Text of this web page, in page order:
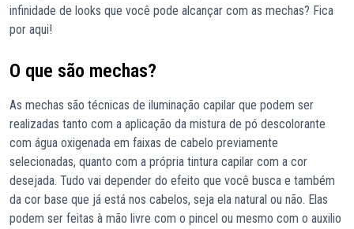
infinidade de looks que você pode alcançar com as mechas? Fica
por aqui!
O que são mechas?
As mechas são técnicas de iluminação capilar que podem ser
realizadas tanto com a aplicação da mistura de pó descolorante
com água oxigenada em faixas de cabelo previamente
selecionadas, quanto com a própria tintura capilar com a cor
desejada. Tudo vai depender do efeito que você busca e também
da cor base que já está nos cabelos, seja ela natural ou não. Elas
podem ser feitas à mão livre com o pincel ou mesmo com o auxilio